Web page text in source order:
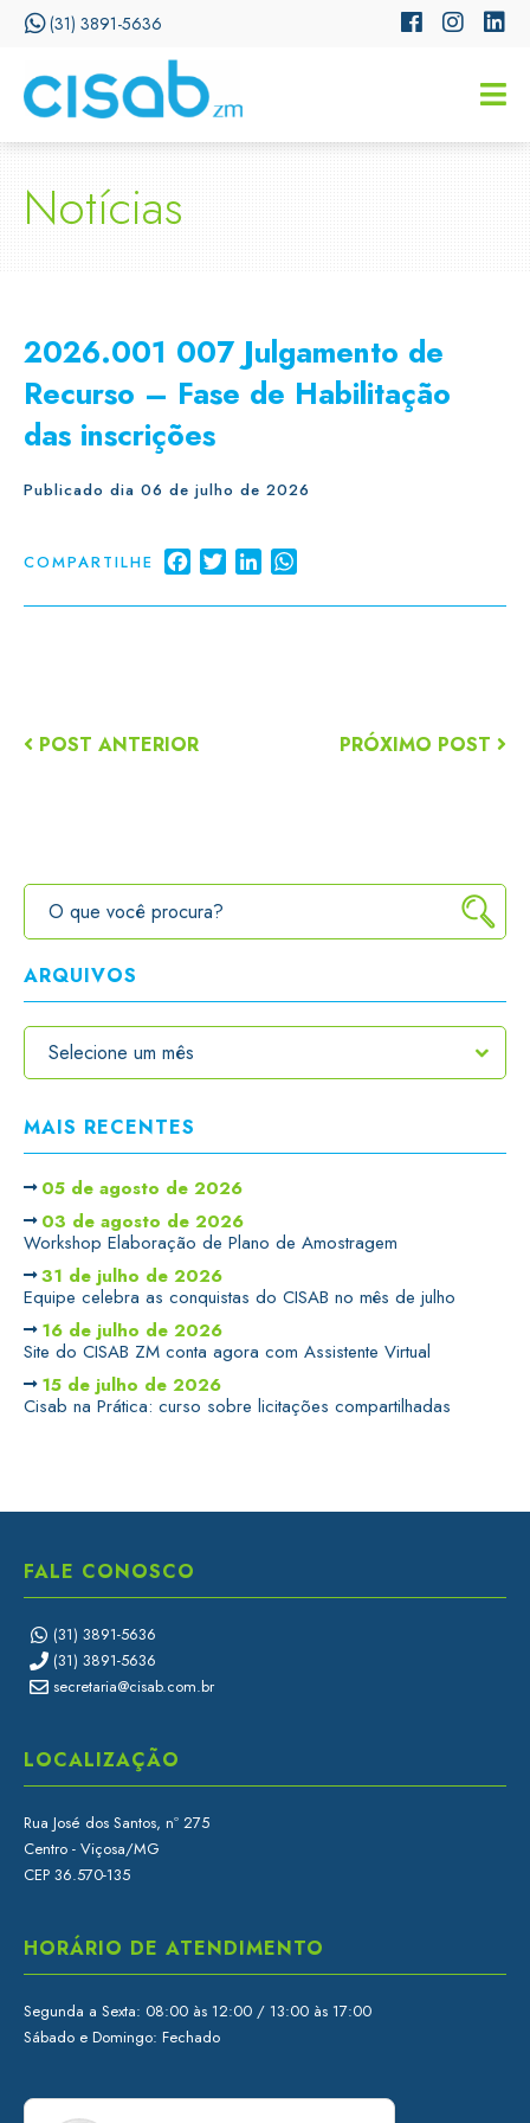
(31) 3891-5636
Notícias
2026.001 007 Julgamento de
Recurso – Fase de Habilitação
das inscrições
Publicado dia 06 de julho de 2026
COMPARTILHE FacebookTwitterLinkedIn
POST ANTERIOR PRÓXIMO POST
ARQUIVOS
MAIS RECENTES
05 de agosto de 2026
03 de agosto de 2026
Workshop Elaboração de Plano de Amostragem
31 de julho de 2026
Equipe celebra as conquistas do CISAB no mês de julho
16 de julho de 2026
Site do CISAB ZM conta agora com Assistente Virtual
15 de julho de 2026
Cisab na Prática: curso sobre licitações compartilhadas
FALE CONOSCO
(31) 3891-5636
(31) 3891-5636
secretaria@cisab.com.br
LOCALIZAÇÃO
Rua José dos Santos, nº 275
Centro - Viçosa/MG
CEP 36.570-135
HORÁRIO DE ATENDIMENTO
Segunda a Sexta: 08:00 às 12:00 / 13:00 às 17:00
Sábado e Domingo: Fechado
CISSA